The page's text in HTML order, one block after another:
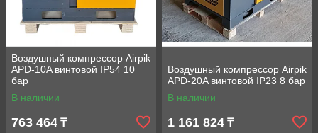
Воздушный компрессор Airpik
APD-10A винтовой IP54 10
бар
В наличии
763 464 ₸
Воздушный компрессор Airpik
APD-20A винтовой IP23 8 бар
В наличии
1 161 824 ₸